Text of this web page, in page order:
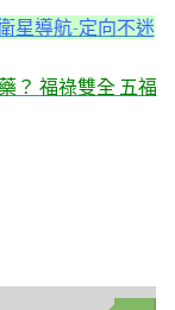
星導航-定向不迷
？ 福祿雙全 五福